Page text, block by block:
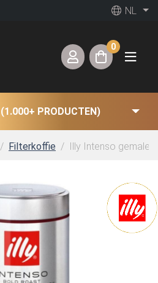
NL
0
PRODUCTEN)
Filterkoffie Illy Intenso